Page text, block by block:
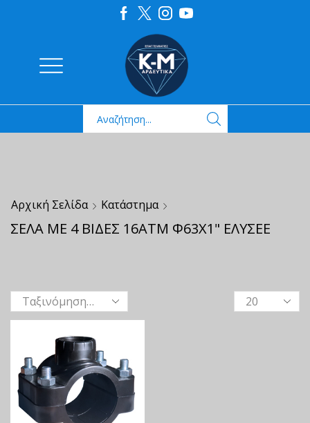
Αρχική Σελίδα Κατάστημα
ΣΕΛΑ ΜΕ 4 ΒΙΔΕΣ 16ΑΤΜ Φ63Χ1" ΕΛΥΣΕΕ